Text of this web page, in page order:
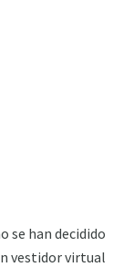
se han decidido
vestidor virtual